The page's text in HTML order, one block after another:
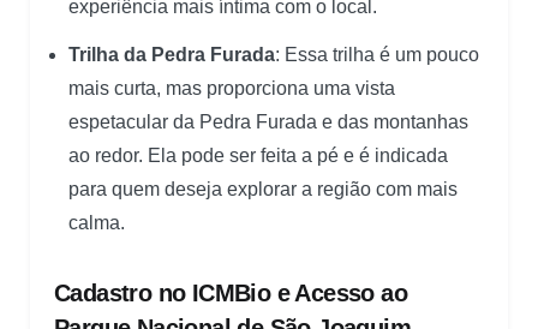
experiência mais íntima com o local.
Trilha da Pedra Furada: Essa trilha é um pouco
mais curta, mas proporciona uma vista
espetacular da Pedra Furada e das montanhas
ao redor. Ela pode ser feita a pé e é indicada
para quem deseja explorar a região com mais
calma.
Cadastro no ICMBio e Acesso ao